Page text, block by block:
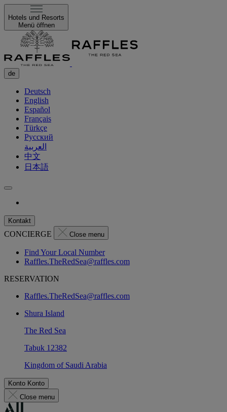
Hotels und Resorts
Menü öffnen
de
Deutsch
English
Español
Français
Türkçe
Русский
العربية
中文
日本語
Kontakt
CONCIERGE Close menu
Find Your Local Number
Raffles.TheRedSea@raffles.com
RESERVATION
Raffles.TheRedSea@raffles.com
Shura Island
The Red Sea
Tabuk 12382
Kingdom of Saudi Arabia
Konto Konto
Close menu